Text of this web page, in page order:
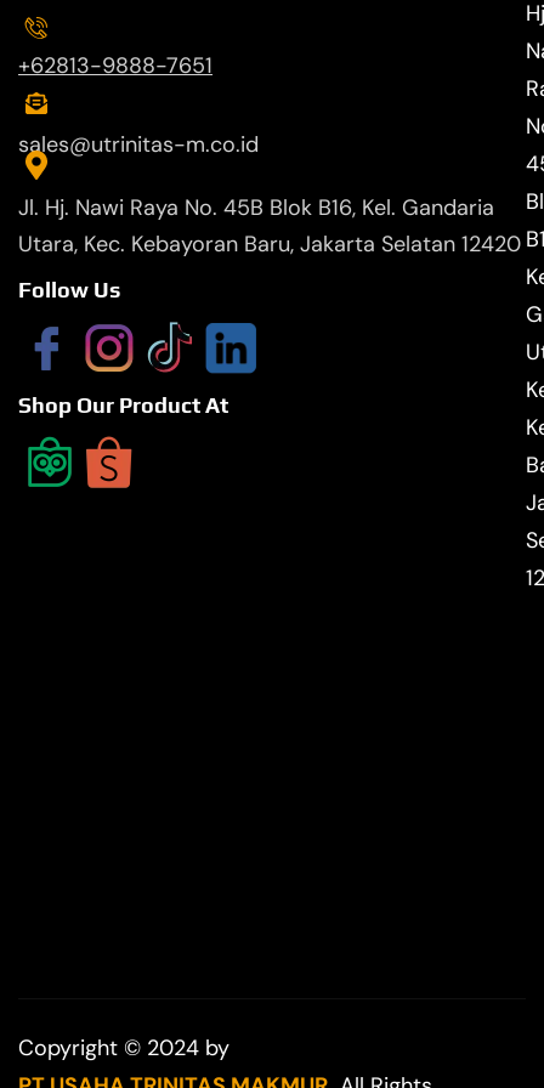
+62813-9888-7651
sales@utrinitas-m.co.id
Jl. Hj. Nawi Raya No. 45B Blok B16, Kel. Gandaria
Utara, Kec. Kebayoran Baru, Jakarta Selatan 12420
Follow Us
Shop Our Product At
Copyright © 2024 by